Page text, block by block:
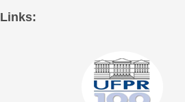
Links: